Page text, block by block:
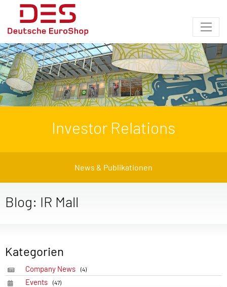
Investor Relations
News & Publikationen
Blog: IR Mall
Kategorien
Company News (4)
Events (47)